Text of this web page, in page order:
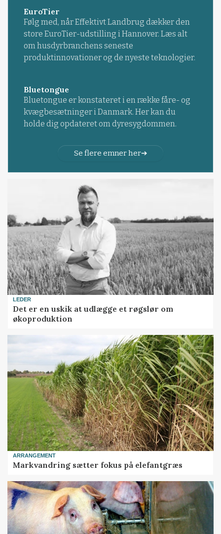
EuroTier
Følg med, når Effektivt Landbrug dækker den
store EuroTier-udstilling i Hannover. Læs alt
om husdyrbranchens seneste
produktinnovationer og de nyeste teknologier.
Bluetongue
Bluetongue er konstateret i en række fåre- og
kvægbesætninger i Danmark. Her kan du
holde dig opdateret om dyresygdommen.
Se flere emner her
LEDER
Det er en uskik at udlægge et røgslør om
økoproduktion
ARRANGEMENT
Markvandring sætter fokus på elefantgræs